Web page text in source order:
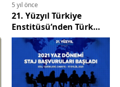
5 yıl önce
21. Yüzyıl Türkiye
Enstitüsü’nden Türk
Kamuoyuna Açıklama